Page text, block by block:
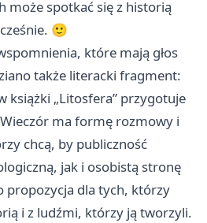
może spotkać się z historią
🙂
które mają głos
także literacki fragment:
książki „Litosfera” przygotuje
ma formę rozmowy i
chcą, by publiczność
jak i osobistą stronę
propozycja dla tych, którzy
i z ludźmi, którzy ją tworzyli.